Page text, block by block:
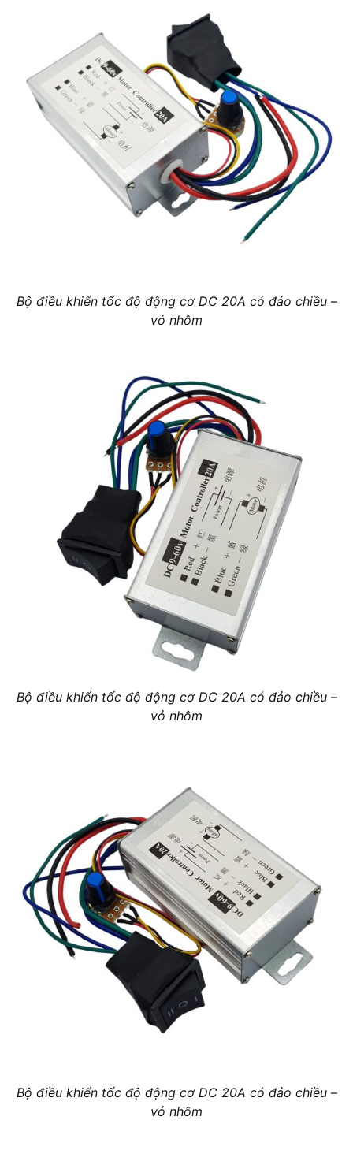
Bộ điều khiển tốc độ động cơ DC 20A có đảo chiều –
vỏ nhôm
Bộ điều khiển tốc độ động cơ DC 20A có đảo chiều –
vỏ nhôm
Bộ điều khiển tốc độ động cơ DC 20A có đảo chiều –
vỏ nhôm